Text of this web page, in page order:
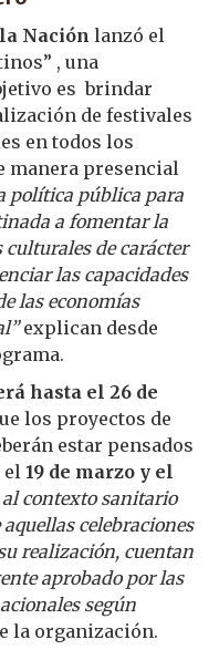
Nación lanzó el
, una
es brindar
de festivales
en todos los
manera presencial
política pública para
a fomentar la
de carácter
las capacidades
las economías
explican desde
hasta el 26 de
los proyectos de
estar pensados
el 19 de marzo y el
al contexto sanitario
celebraciones
realización, cuentan
aprobado por las
según
la organización.